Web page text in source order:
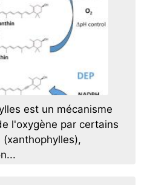
est un mécanisme
l'oxygène par certains